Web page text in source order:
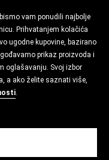
vam ponudili najbolje
Prihvatanjem kolačića
ugodne kupovine, bazirano
prikaz proizvoda i
oglašavanju. Svoj izbor
a ako želite saznati više,
.